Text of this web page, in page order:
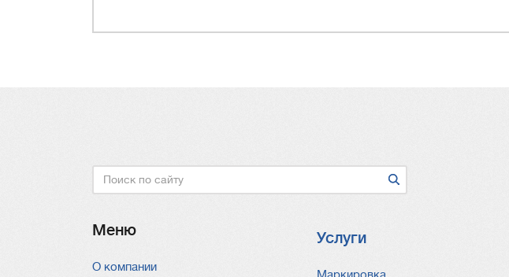
Поиск
Меню
О компании
Услуги
Услуги